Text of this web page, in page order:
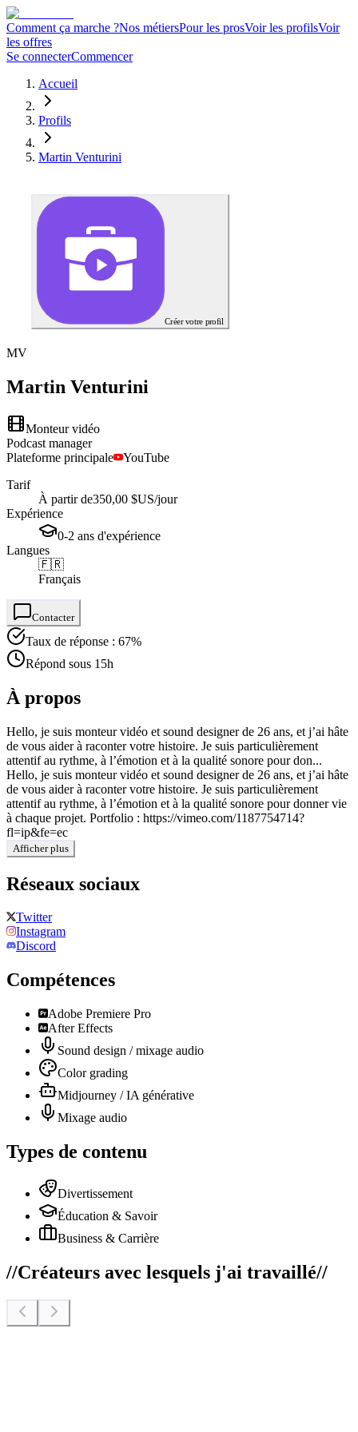
Comment ça marche ?Nos métiersPour les prosVoir les profilsVoir
les offres
Se connecterCommencer
Accueil
Profils
Martin Venturini
Créer votre profil
MV
Martin Venturini
Monteur vidéo
Podcast manager
Plateforme principale
YouTube
Tarif
À partir de350,00 $US/jour
Expérience
0-2 ans d'expérience
Langues
🇫🇷
Français
Contacter
Taux de réponse : 67%
Répond sous 15h
À propos
Hello, je suis monteur vidéo et sound designer de 26 ans, et j’ai hâte
de vous aider à raconter votre histoire. Je suis particulièrement
attentif au rythme, à l’émotion et à la qualité sonore pour don...
Hello, je suis monteur vidéo et sound designer de 26 ans, et j’ai hâte
de vous aider à raconter votre histoire. Je suis particulièrement
attentif au rythme, à l’émotion et à la qualité sonore pour donner vie
à chaque projet. Portfolio : https://vimeo.com/1187754714?
fl=ip&fe=ec
Afficher plus
Réseaux sociaux
Twitter
Instagram
Discord
Compétences
Adobe Premiere Pro
After Effects
Sound design / mixage audio
Color grading
Midjourney / IA générative
Mixage audio
Types de contenu
Divertissement
Éducation & Savoir
Business & Carrière
//Créateurs avec lesquels j'ai travaillé//